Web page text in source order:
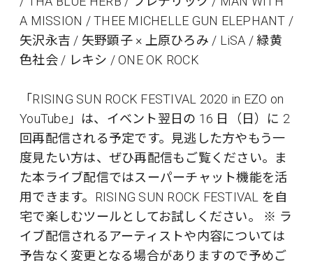
A MISSION / THEE MICHELLE GUN ELEPHANT /
矢沢永吉 / 矢野顕子 × 上原ひろみ / LiSA / 緑黄
色社会 / レキシ / ONE OK ROCK
「RISING SUN ROCK FESTIVAL 2020 in EZO on
YouTube」は、イベント翌日の 16 日（日）に 2
回再配信される予定です。見逃した方やもう一
度見たい方は、ぜひ再配信もご覧ください。ま
た本ライブ配信ではスーパーチャット機能を活
用できます。RISING SUN ROCK FESTIVAL を自
宅で楽しむツールとしてお試しください。 ※ ラ
イブ配信されるアーティストや内容については
予告なく変更となる場合がありますので予めご